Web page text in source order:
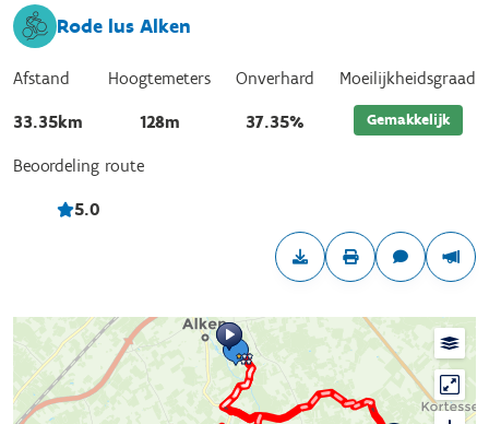
Rode lus Alken
Afstand
33.35km
Hoogtemeters
128m
Onverhard
37.35%
Moeilijkheidsgraad
Gemakkelijk
Beoordeling route
5.0